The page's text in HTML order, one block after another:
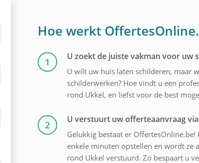
Hoe werkt
1 U zoekt de juiste vakman voor uw
U wilt uw huis laten schilderen, maar
schilderwerken? Hoe vindt u een
rond Ukkel, en liefst voor de best
2 U verstuurt uw offerteaanvraag
Gelukkig bestaat er
enkele minuten opstellen en wordt ze
rond Ukkel verstuurd. Zo bespaart u